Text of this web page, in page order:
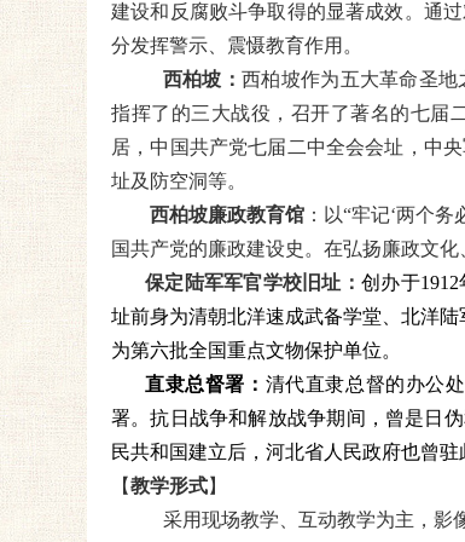
建设和反腐败斗争取得的显著成效。通
分发挥警示、震慑教育作用。
西柏坡：西柏坡作为五大革命圣
指挥了的三大战役，召开了著名的七届
居，中国共产党七届二中全会会址，中
址及防空洞等。
西柏坡廉政教育馆 ：以“牢记‘两个务
国共产党的廉政建设史。在弘扬廉政文
保定陆军军官学校旧址：创办于
址前身为清朝北洋速成武备学堂 、北洋
为第六批全国重点文物保护单位。
直隶总督署 ： 清代直隶总督的办公
署。抗日战争和解放战争期间，曾是日
民共和国建立后，河北省人民政府也曾驻
【教学形式】
采用现场教学、互动教学为主，影